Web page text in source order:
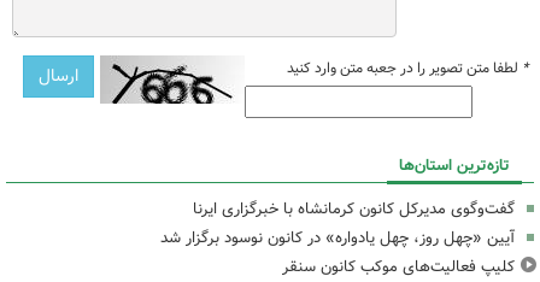
* لطفا متن تصویر را در جعبه متن وارد کنید
تازه‌ترین استان‌ها
گفت‌وگوی مدیرکل کانون کرمانشاه با خبرگزاری ایرنا
آیین «چهل روز، چهل یادواره» در کانون نوسود برگزار شد
کلیپ فعالیت‌های موکب کانون سنقر